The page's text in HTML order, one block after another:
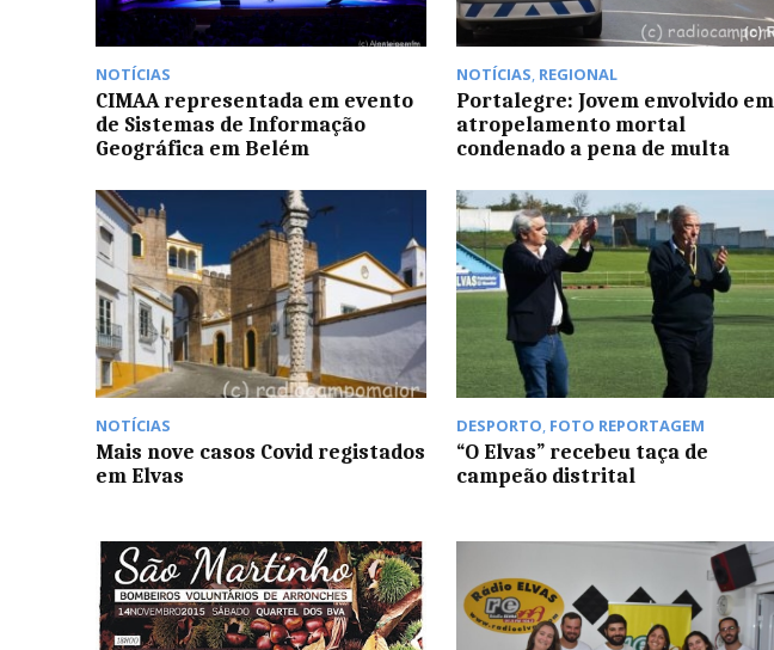
NOTÍCIAS
CIMAA representada em evento
de Sistemas de Informação
Geográfica em Belém
NOTÍCIAS, REGIONAL
Portalegre: Jovem envolvido em
atropelamento mortal
condenado a pena de multa
NOTÍCIAS
Mais nove casos Covid registados
em Elvas
DESPORTO, FOTO REPORTAGEM
“O Elvas” recebeu taça de
campeão distrital